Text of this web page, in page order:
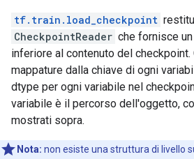
tf.train.load_checkpoint
CheckpointReader che fornisce
inferiore al contenuto del checkpoint.
mappature dalla chiave di ogni
dtype per ogni variabile nel
variabile è il percorso dell'oggetto,
mostrati sopra.
Nota: non esiste una struttura di livello